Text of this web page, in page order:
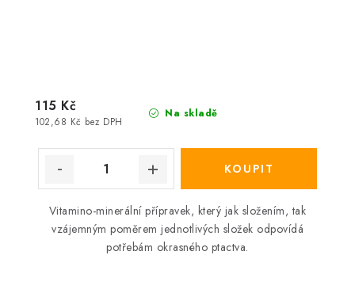
Na skladě
102,68 Kč bez DPH
115 Kč
Vitamino-minerální přípravek, který jak složením, tak
vzájemným poměrem jednotlivých složek odpovídá
potřebám okrasného ptactva.